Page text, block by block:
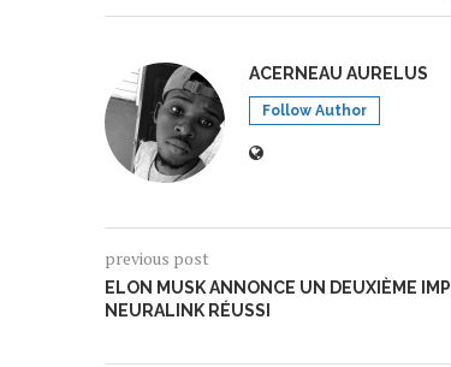
ACERNEAU AURELUS
Follow Author
previous post
ELON MUSK ANNONCE UN DEUXIÈME
NEURALINK RÉUSSI